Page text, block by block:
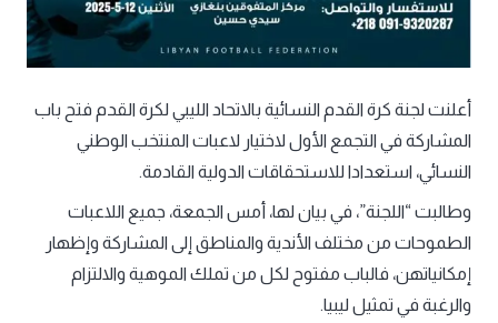
أعلنت لجنة كرة القدم النسائية بالاتحاد الليبي لكرة القدم فتح باب
المشاركة في التجمع الأول لاختيار لاعبات المنتخب الوطني
النسائي، استعدادا للاستحقاقات الدولية القادمة.
وطالبت “اللجنة”، في بيان لها، أمس الجمعة، جميع اللاعبات
الطموحات من مختلف الأندية والمناطق إلى المشاركة وإظهار
إمكانياتهن، فالباب مفتوح لكل من تملك الموهية والالتزام
والرغبة في تمثيل ليبيا.